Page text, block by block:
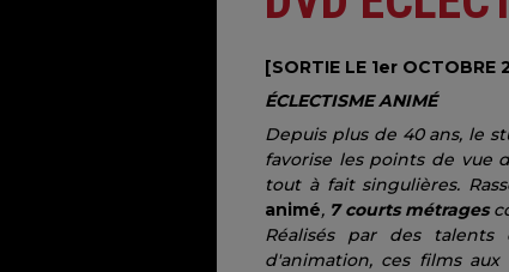
[SORTIE LE 1er OCTOBRE
ÉCLECTISME ANIMÉ
Depuis plus de 40 ans, le
favorise les points de vue
tout à fait singulières.
animé, 7 courts métrages
Réalisés par des
d'animation, ces films aux